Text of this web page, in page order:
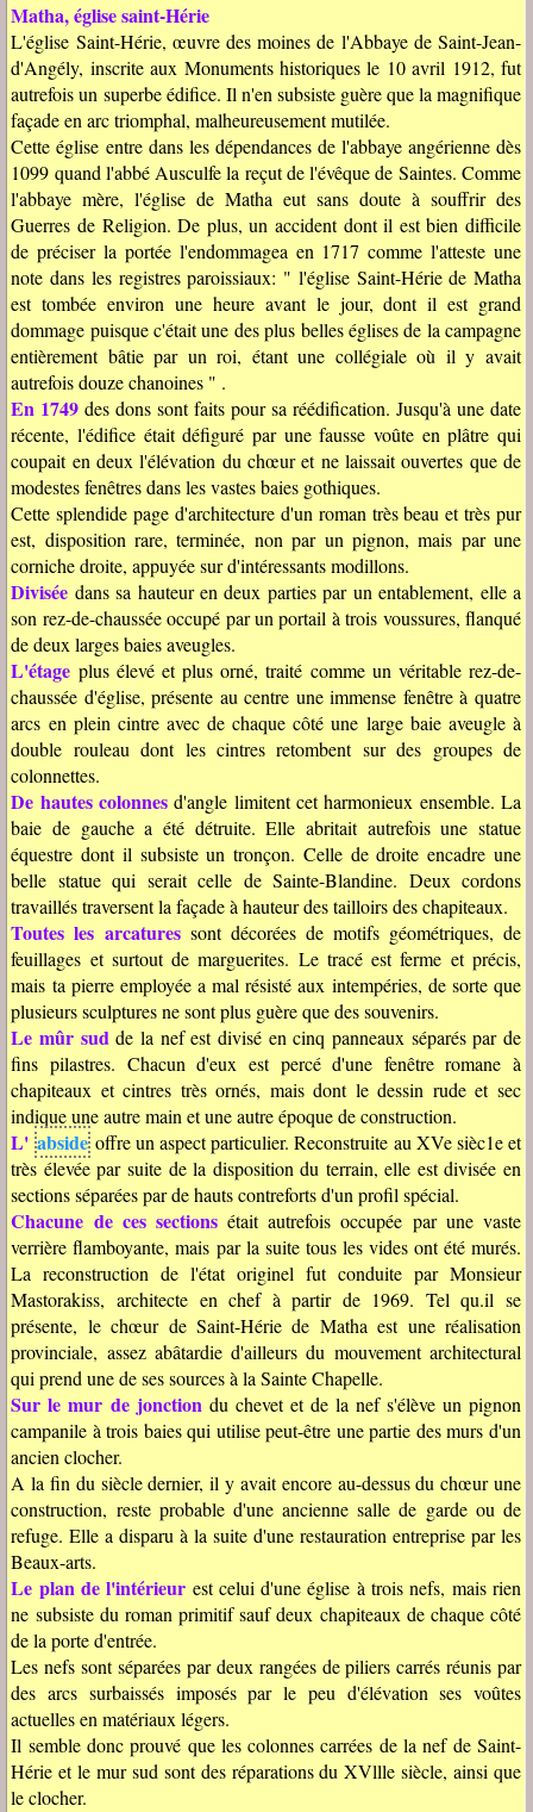
Matha, église saint-Hérie
L'église Saint-Hérie, œuvre des moines de l'Abbaye de Saint-Jean-
d'Angély, inscrite aux Monuments historiques le 10 avril 1912, fut
autrefois un superbe édifice. Il n'en subsiste guère que la magnifique
façade en arc triomphal, malheureusement mutilée.
Cette église entre dans les dépendances de l'abbaye angérienne dès
1099 quand l'abbé Ausculfe la reçut de l'évêque de Saintes. Comme
l'abbaye mère, l'église de Matha eut sans doute à souffrir des
Guerres de Religion. De plus, un accident dont il est bien difficile
de préciser la portée l'endommagea en 1717 comme l'atteste une
note dans les registres paroissiaux: " l'église Saint-Hérie de Matha
est tombée environ une heure avant le jour, dont il est grand
dommage puisque c'était une des plus belles églises de la campagne
entièrement bâtie par un roi, étant une collégiale où il y avait
autrefois douze chanoines " .
En 1749 des dons sont faits pour sa réédification. Jusqu'à une date
récente, l'édifice était défiguré par une fausse voûte en plâtre qui
coupait en deux l'élévation du chœur et ne laissait ouvertes que de
modestes fenêtres dans les vastes baies gothiques.
Cette splendide page d'architecture d'un roman très beau et très pur
est, disposition rare, terminée, non par un pignon, mais par une
corniche droite, appuyée sur d'intéressants modillons.
Divisée dans sa hauteur en deux parties par un entablement, elle a
son rez-de-chaussée occupé par un portail à trois voussures, flanqué
de deux larges baies aveugles.
L'étage plus élevé et plus orné, traité comme un véritable rez-de-
chaussée d'église, présente au centre une immense fenêtre à quatre
arcs en plein cintre avec de chaque côté une large baie aveugle à
double rouleau dont les cintres retombent sur des groupes de
colonnettes.
De hautes colonnes d'angle limitent cet harmonieux ensemble. La
baie de gauche a été détruite. Elle abritait autrefois une statue
équestre dont il subsiste un tronçon. Celle de droite encadre une
belle statue qui serait celle de Sainte-Blandine. Deux cordons
travaillés traversent la façade à hauteur des tailloirs des chapiteaux.
Toutes les arcaturessont décorées de motifs géométriques, de
feuillages et surtout de marguerites. Le tracé est ferme et précis,
mais ta pierre employée a mal résisté aux intempéries, de sorte que
plusieurs sculptures ne sont plus guère que des souvenirs.
Le mûr sud de la nef est divisé en cinq panneaux séparés par de
fins pilastres. Chacun d'eux est percé d'une fenêtre romane à
chapiteaux et cintres très ornés, mais dont le dessin rude et sec
indique une autre main et une autre époque de construction.
L' absideoffre un aspect particulier. Reconstruite au XVe sièc1e et
très élevée par suite de la disposition du terrain, elle est divisée en
sections séparées par de hauts contreforts d'un profil spécial.
Chacune de ces sectionsétait autrefois occupée par une vaste
verrière flamboyante, mais par la suite tous les vides ont été murés.
La reconstruction de l'état originel fut conduite par Monsieur
Mastorakiss, architecte en chef à partir de 1969. Tel qu.il se
présente, le chœur de Saint-Hérie de Matha est une réalisation
provinciale, assez abâtardie d'ailleurs du mouvement architectural
qui prend une de ses sources à la Sainte Chapelle.
Sur le mur de jonction du chevet et de la nef s'élève un pignon
campanile à trois baies qui utilise peut-être une partie des murs d'un
ancien clocher.
A la fin du siècle dernier, il y avait encore au-dessus du chœur une
construction, reste probable d'une ancienne salle de garde ou de
refuge. Elle a disparu à la suite d'une restauration entreprise par les
Beaux-arts.
Le plan de l'intérieur est celui d'une église à trois nefs, mais rien
ne subsiste du roman primitif sauf deux chapiteaux de chaque côté
de la porte d'entrée.
Les nefs sont séparées par deux rangées de piliers carrés réunis par
des arcs surbaissés imposés par le peu d'élévation ses voûtes
actuelles en matériaux légers.
Il semble donc prouvé que les colonnes carrées de la nef de Saint-
Hérie et le mur sud sont des réparations du XVllle siècle, ainsi que
le clocher.